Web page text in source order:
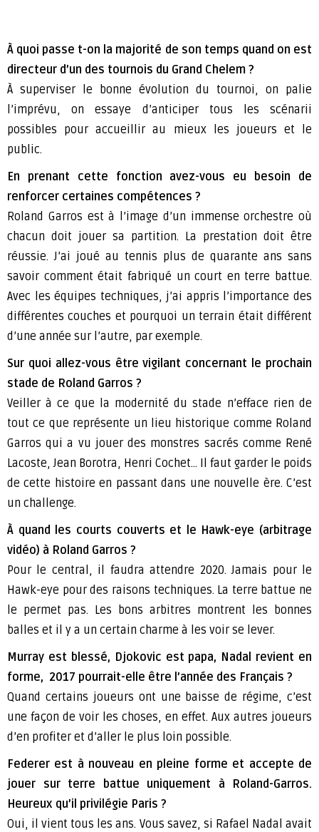
À quoi passe t-on la majorité de son temps quand on est
directeur d’un des tournois du Grand Chelem ?
À superviser le bonne évolution du tournoi, on palie
l’imprévu, on essaye d’anticiper tous les scénarii
possibles pour accueillir au mieux les joueurs et le
public.
En prenant cette fonction avez-vous eu besoin de
renforcer certaines compétences ?
Roland Garros est à l’image d’un immense orchestre où
chacun doit jouer sa partition. La prestation doit être
réussie. J’ai joué au tennis plus de quarante ans sans
savoir comment était fabriqué un court en terre battue.
Avec les équipes techniques, j’ai appris l’importance des
différentes couches et pourquoi un terrain était différent
d’une année sur l’autre, par exemple.
Sur quoi allez-vous être vigilant concernant le prochain
stade de Roland Garros ?
Veiller à ce que la modernité du stade n’efface rien de
tout ce que représente un lieu historique comme Roland
Garros qui a vu jouer des monstres sacrés comme René
Lacoste, Jean Borotra, Henri Cochet… Il faut garder le poids
de cette histoire en passant dans une nouvelle ère. C’est
un challenge.
À quand les courts couverts et le Hawk-eye (arbitrage
vidéo) à Roland Garros ?
Pour le central, il faudra attendre 2020. Jamais pour le
Hawk-eye pour des raisons techniques. La terre battue ne
le permet pas. Les bons arbitres montrent les bonnes
balles et il y a un certain charme à les voir se lever.
Murray est blessé, Djokovic est papa, Nadal revient en
forme, 2017 pourrait-elle être l’année des Français ?
Quand certains joueurs ont une baisse de régime, c’est
une façon de voir les choses, en effet. Aux autres joueurs
d’en profiter et d’aller le plus loin possible.
Federer est à nouveau en pleine forme et accepte de
jouer sur terre battue uniquement à Roland-Garros.
Heureux qu’il privilégie Paris ?
Oui, il vient tous les ans. Vous savez, si Rafael Nadal avait